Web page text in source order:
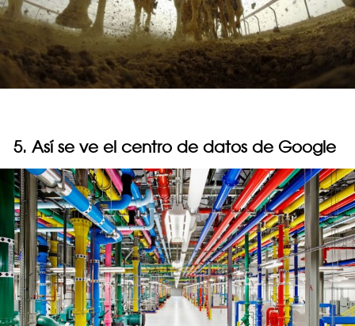
5. Así se ve el centro de datos de Google